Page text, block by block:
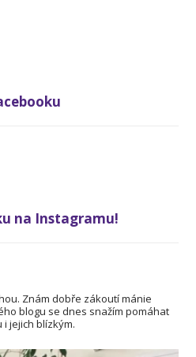
na Instagramu!
Znám dobře zákoutí mánie
blogu se dnes snažím pomáhat
i jejich blízkým.